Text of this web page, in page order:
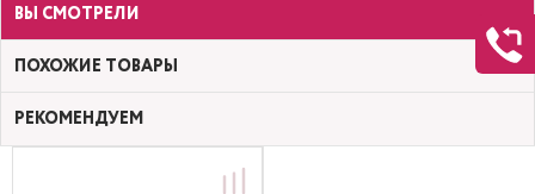
ВЫ СМОТРЕЛИ
ПОХОЖИЕ ТОВАРЫ
РЕКОМЕНДУЕМ